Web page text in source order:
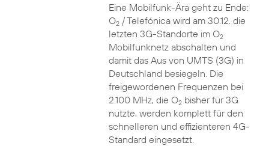
Eine Mobilfunk-Ära geht zu Ende:
O2/ Telefónica wird am 30.12. die
letzten 3G-Standorte im O2
Mobilfunknetz abschalten und
damit das Aus von UMTS (3G) in
Deutschland besiegeln. Die
freigewordenen Frequenzen bei
2.100 MHz, die O2bisher für 3G
nutzte, werden komplett für den
schnelleren und effizienteren 4G-
Standard eingesetzt.